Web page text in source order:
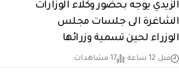
الزيدي يوجه بحضور وكلاء الوزارات
الشاغرة الى جلسات مجلس
الوزراء لحين تسمية وزرائها
قبل 12 ساعة 17 مشاهدات